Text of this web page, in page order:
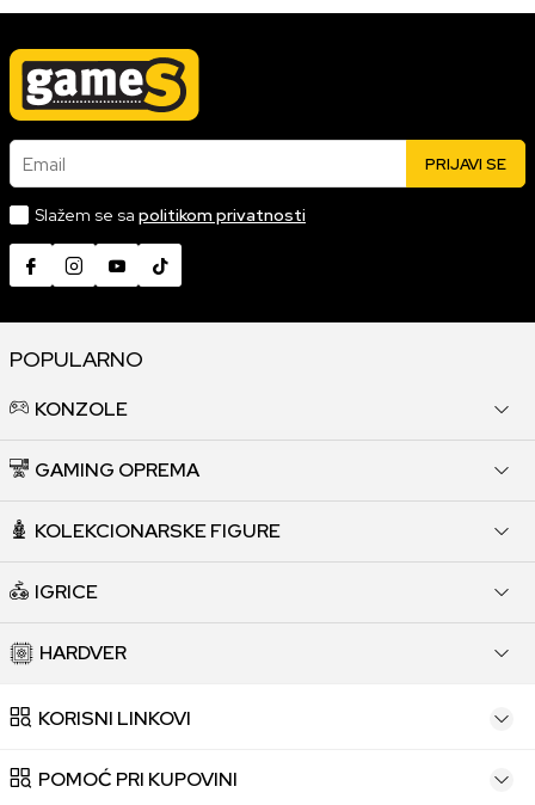
Email PRIJAVI SE
Slažem se sa politikom privatnosti
POPULARNO
KONZOLE
GAMING OPREMA
KOLEKCIONARSKE FIGURE
IGRICE
HARDVER
KORISNI LINKOVI
POMOĆ PRI KUPOVINI